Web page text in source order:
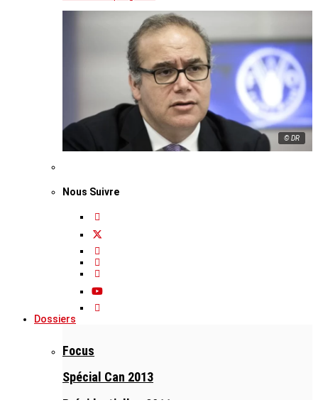
© DR
Nous Suivre
Dossiers
Focus
Spécial Can 2013
Présidentielles 2011